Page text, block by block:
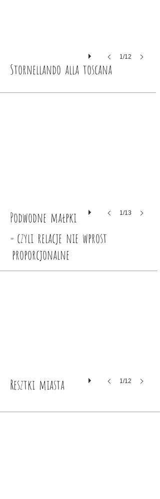
Stornellando alla toscana
1/12
1/13
Podwodne małpki
= czyli relacje nie wprost
proporcjonalne
Resztki miasta 1/12